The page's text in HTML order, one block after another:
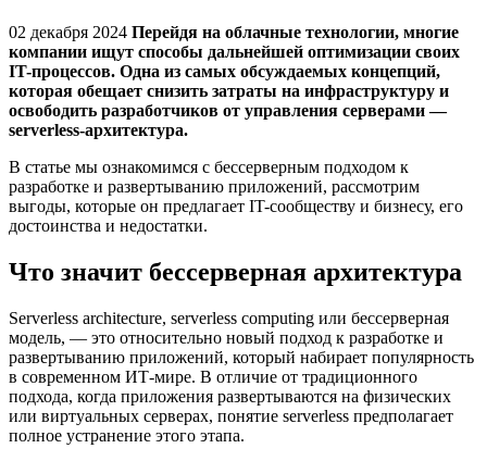
02 декабря 2024 Перейдя на облачные технологии, многие
компании ищут способы дальнейшей оптимизации своих
IT-процессов. Одна из самых обсуждаемых концепций,
которая обещает снизить затраты на инфраструктуру и
освободить разработчиков от управления серверами —
serverless-архитектура.
В статье мы ознакомимся с бессерверным подходом к
разработке и развертыванию приложений, рассмотрим
выгоды, которые он предлагает IT-сообществу и бизнесу, его
достоинства и недостатки.
Что значит бессерверная архитектура
Serverless architecture, serverless computing или бессерверная
модель, — это относительно новый подход к разработке и
развертыванию приложений, который набирает популярность
в современном ИТ-мире. В отличие от традиционного
подхода, когда приложения развертываются на физических
или виртуальных серверах, понятие serverless предполагает
полное устранение этого этапа.